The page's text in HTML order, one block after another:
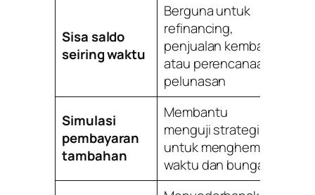
Sisa saldo
seiring waktu
Berguna untuk
refinancing,
penjualan kembali,
atau perencanaan
pelunasan
Simulasi
pembayaran
tambahan
Membantu
menguji strategi
untuk menghemat
waktu dan bunga